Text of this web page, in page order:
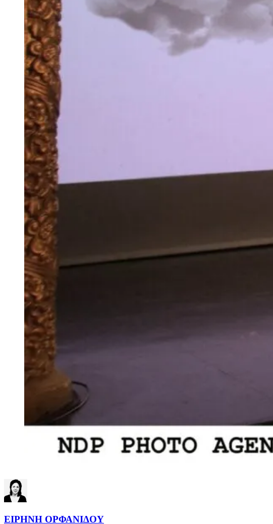
ΕΙΡΗΝΗ ΟΡΦΑΝΙΔΟΥ